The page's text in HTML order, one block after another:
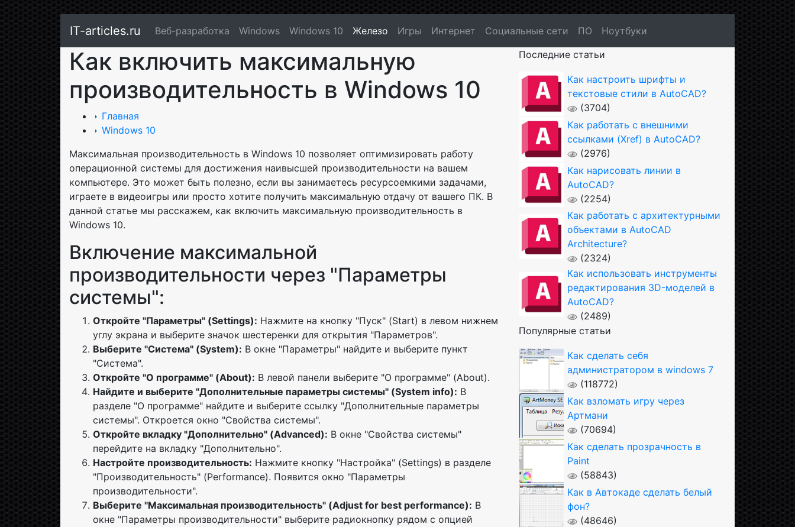
IT-articles.ru Веб-разработка Windows Windows 10 Железо Игры Интернет Социальные сети ПО Ноутбуки
Как включить максимальную
производительность в Windows 10
Главная
Windows 10
Максимальная производительность в Windows 10 позволяет оптимизировать работу
операционной системы для достижения наивысшей производительности на вашем
компьютере. Это может быть полезно, если вы занимаетесь ресурсоемкими задачами,
играете в видеоигры или просто хотите получить максимальную отдачу от вашего ПК. В
данной статье мы расскажем, как включить максимальную производительность в
Windows 10.
Включение максимальной
производительности через "Параметры
системы":
Откройте "Параметры" (Settings): Нажмите на кнопку "Пуск" (Start) в левом нижнем
углу экрана и выберите значок шестеренки для открытия "Параметров".
Выберите "Система" (System): В окне "Параметры" найдите и выберите пункт
"Система".
Откройте "О программе" (About): В левой панели выберите "О программе" (About).
Найдите и выберите "Дополнительные параметры системы" (System info): В
разделе "О программе" найдите и выберите ссылку "Дополнительные параметры
системы". Откроется окно "Свойства системы".
Откройте вкладку "Дополнительно" (Advanced): В окне "Свойства системы"
перейдите на вкладку "Дополнительно".
Настройте производительность: Нажмите кнопку "Настройка" (Settings) в разделе
"Производительность" (Performance). Появится окно "Параметры
производительности".
Выберите "Максимальная производительность" (Adjust for best performance): В
окне "Параметры производительности" выберите радиокнопку рядом с опцией
Последние статьи
Как настроить шрифты и
текстовые стили в AutoCAD?
(3704)
Как работать с внешними
ссылками (Xref) в AutoCAD?
(2976)
Как нарисовать линии в
AutoCAD?
(2254)
Как работать с архитектурными
объектами в AutoCAD
Architecture?
(2324)
Как использовать инструменты
редактирования 3D-моделей в
AutoCAD?
(2489)
Популярные статьи
Как сделать себя
администратором в windows 7
(118772)
Как взломать игру через
Артмани
(70694)
Как сделать прозрачность в
Paint
(58843)
Как в Автокаде сделать белый
фон?
(48646)